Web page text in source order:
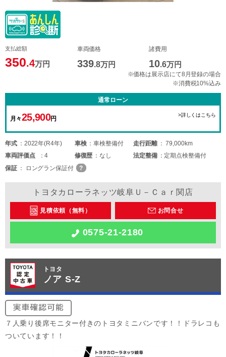
支払総額
350.4万円
車両価格
339.8万円
諸費用
10.6万円
※価格は展示店にて8月登録の場合
※消費税10%込み
通常ローン
月々25,900円
>詳しくはこちら
年式 2022年(R4年) 車検 車検整備付 走行距離
79,000km
車両評価点 4 修復歴 なし 法定整備
定期点検整備付
保証
ロングラン保証付
トヨタカローラネッツ岐阜Ｕ－Ｃａｒ関店
見積依頼（無料） お問合せ
0575-21-2180
トヨタ
ノア S-Z
７人乗り後席モニター付きのトヨタミニバンです！！ドラレコも
ついています！！